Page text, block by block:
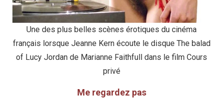
Une des plus belles scènes érotiques du cinéma
français lorsque Jeanne Kern écoute le disque The balad
of Lucy Jordan de Marianne Faithfull dans le film Cours
privé
Me regardez pas